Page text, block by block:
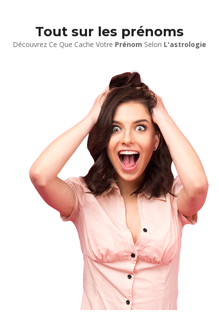
Tout sur les prénoms
Découvrez Ce Que Cache Votre Prénom Selon L'astrologie